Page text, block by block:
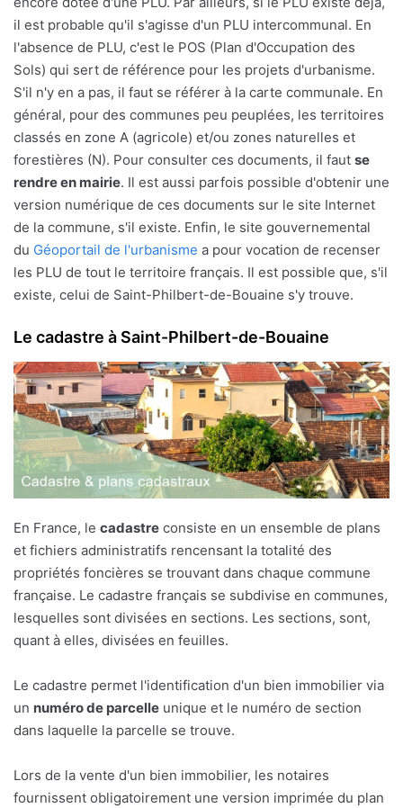
il est probable qu'il s'agisse d'un PLU intercommunal. En
l'absence de PLU, c'est le POS (Plan d'Occupation des
Sols) qui sert de référence pour les projets d'urbanisme.
S'il n'y en a pas, il faut se référer à la carte communale. En
général, pour des communes peu peuplées, les territoires
classés en zone A (agricole) et/ou zones naturelles et
forestières (N). Pour consulter ces documents, il faut se
rendre en mairie. Il est aussi parfois possible d'obtenir une
version numérique de ces documents sur le site Internet
de la commune, s'il existe. Enfin, le site gouvernemental
du Géoportail de l'urbanisme a pour vocation de recenser
les PLU de tout le territoire français. Il est possible que, s'il
existe, celui de Saint-Philbert-de-Bouaine s'y trouve.
Le cadastre à Saint-Philbert-de-Bouaine
En France, le cadastre consiste en un ensemble de plans
et fichiers administratifs rencensant la totalité des
propriétés foncières se trouvant dans chaque commune
française. Le cadastre français se subdivise en communes,
lesquelles sont divisées en sections. Les sections, sont,
quant à elles, divisées en feuilles.
Le cadastre permet l'identification d'un bien immobilier via
un numéro de parcelle unique et le numéro de section
dans laquelle la parcelle se trouve.
Lors de la vente d'un bien immobilier, les notaires
fournissent obligatoirement une version imprimée du plan